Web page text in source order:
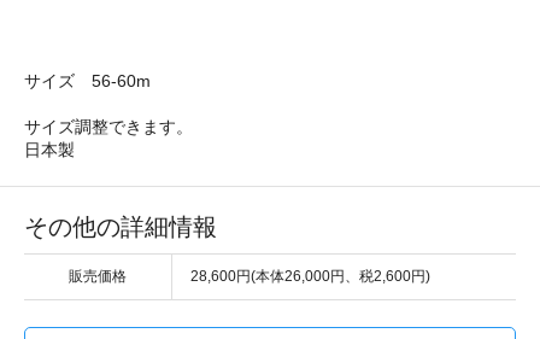
サイズ 56-60m
サイズ調整できます。
日本製
その他の詳細情報
販売価格 28,600円(本体26,000円、税2,600円)